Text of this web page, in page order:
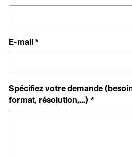
E-mail *
Spécifiez votre demande
format, résolution,...) *